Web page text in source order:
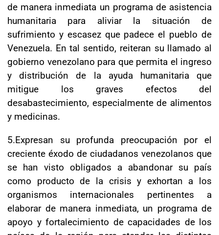
de manera inmediata un programa de asistencia
humanitaria para aliviar la situación de
sufrimiento y escasez que padece el pueblo de
Venezuela. En tal sentido, reiteran su llamado al
gobierno venezolano para que permita el ingreso
y distribución de la ayuda humanitaria que
mitigue los graves efectos del
desabastecimiento, especialmente de alimentos
y medicinas.
5.Expresan su profunda preocupación por el
creciente éxodo de ciudadanos venezolanos que
se han visto obligados a abandonar su país
como producto de la crisis y exhortan a los
organismos internacionales pertinentes a
elaborar de manera inmediata, un programa de
apoyo y fortalecimiento de capacidades de los